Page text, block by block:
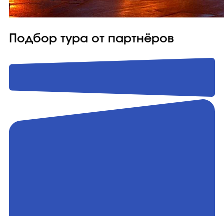
Подбор тура от партнёров